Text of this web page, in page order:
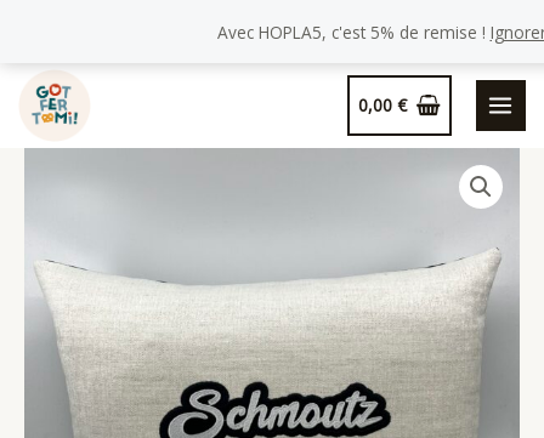
Avec HOPLA5, c'est 5% de remise !
0,00€